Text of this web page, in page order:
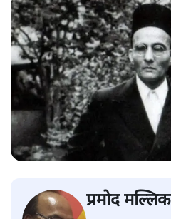
प्रमोद मल्लिक